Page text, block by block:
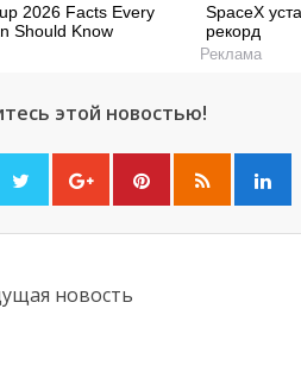
2026 Facts Every
Should Know
SpaceX
рекорд
Реклама
этой новостью!
новость